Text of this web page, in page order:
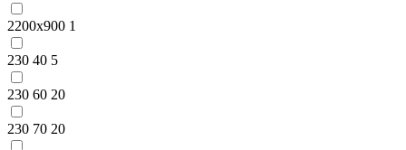
2200x900 1
230 40 5
230 60 20
230 70 20